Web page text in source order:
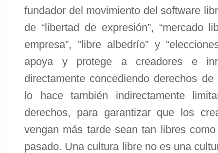
fundador del movimiento del software
de “libertad de expresión”, “mercado
empresa”, “libre albedrío” y
apoya y protege a creadores e
directamente concediendo derechos
lo hace también indirectamente
derechos, para garantizar que los
vengan más tarde sean tan libres
pasado. Una cultura libre no es una